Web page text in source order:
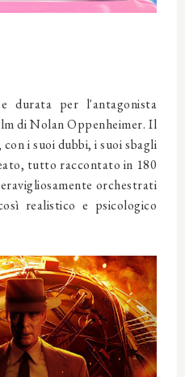
durata per l'antagonista
di Nolan Oppenheimer. Il
i suoi dubbi, i suoi sbagli
tutto raccontato in 180
orchestrati
realistico e psicologico